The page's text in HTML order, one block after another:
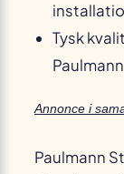
Tysk
Paulmann
Annonce i
Paulmann